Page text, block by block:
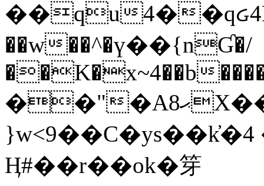
��qu4�
��w��^�ү��{nƓ�/
��K�x~4��b
��"�Aޙ8X��M��K�D
}w<9��C�ys��k҆�޼� :���4�� 4�E0���oӮ�
Ӊ#��r��ok�笌